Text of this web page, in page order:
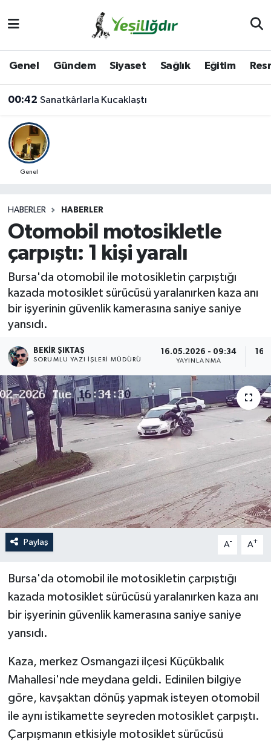
Genel Gündem Siyaset Sağlık Eğitim
00:42 Sanatkârlarla Kucaklaştı
Genel
HABERLER HABERLER
Otomobil motosikletle
çarpıştı: 1 kişi yaralı
Bursa'da otomobil ile motosikletin çarpıştığı
kazada motosiklet sürücüsü yaralanırken kaza anı
bir işyerinin güvenlik kamerasına saniye saniye
yansıdı.
BEKIR ŞIKTAŞ
SORUMLU YAZI İŞLERI MÜDÜRÜ
16.05.2026 - 09:34
YAYINLANMA
Paylaş A- A+
Bursa'da otomobil ile motosikletin çarpıştığı
kazada motosiklet sürücüsü yaralanırken kaza anı
bir işyerinin güvenlik kamerasına saniye saniye
yansıdı.
Kaza, merkez Osmangazi ilçesi Küçükbalık
Mahallesi'nde meydana geldi. Edinilen bilgiye
göre, kavşaktan dönüş yapmak isteyen otomobil
ile aynı istikamette seyreden motosiklet çarpıştı.
Çarpışmanın etkisiyle motosiklet sürücüsü
Iğdır Trafik Yoğunluk Haritası
Süper Lig Puan Durumu ve Fikstür
Son Dakika Haberleri
Haber Arşivi